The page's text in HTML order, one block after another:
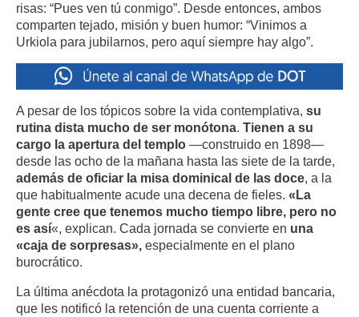
risas: “Pues ven tú conmigo”. Desde entonces, ambos
comparten tejado, misión y buen humor: “Vinimos a
Urkiola para jubilarnos, pero aquí siempre hay algo”.
A pesar de los tópicos sobre la vida contemplativa, su
rutina dista mucho de ser monótona. Tienen a su
cargo la apertura del templo —construido en 1898—
desde las ocho de la mañana hasta las siete de la tarde,
además de oficiar la misa dominical de las doce, a la
que habitualmente acude una decena de fieles. «La
gente cree que tenemos mucho tiempo libre, pero no
es así«, explican. Cada jornada se convierte en una
«caja de sorpresas», especialmente en el plano
burocrático.
La última anécdota la protagonizó una entidad bancaria,
que les notificó la retención de una cuenta corriente a